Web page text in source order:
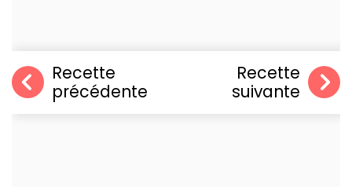
Recette
précédente
Recette
suivante